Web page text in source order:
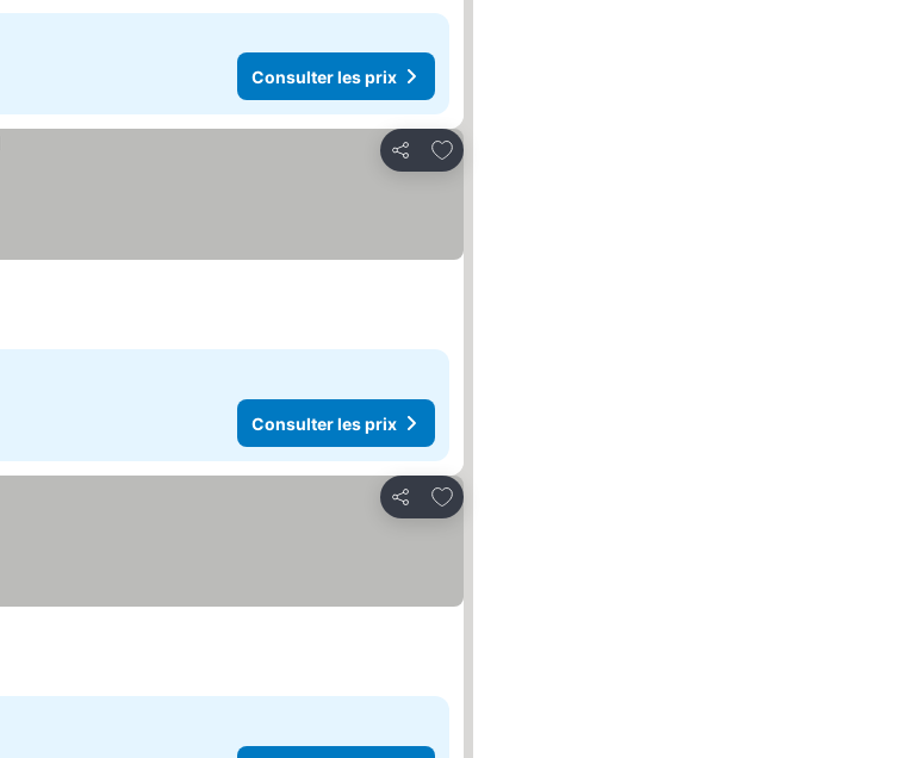
Consulter les prix
Partager
Ajouter à mes favoris
Consulter les prix
Partager
Ajouter à mes favoris